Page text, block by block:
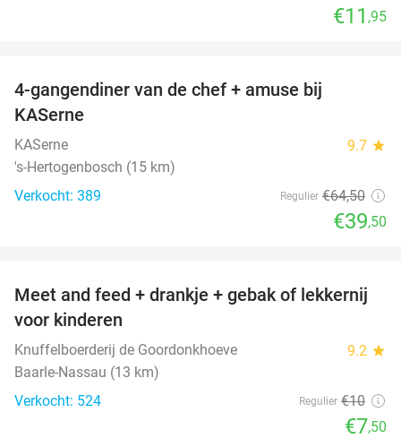
€11 ,95
4-gangendiner van de chef + amuse bij
KASerne
KASerne 9.7 star
's-Hertogenbosch (15 km)
Verkocht: 389
Regulier €64,50
€39,50
25%
Meet and feed + drankje + gebak of lekkernij
voor kinderen
Knuffelboerderij de Goordonkhoeve 9.2 star
Baarle-Nassau (13 km)
Verkocht: 524
Regulier €10
€7,50